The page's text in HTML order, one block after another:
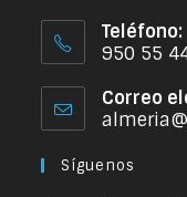
Teléfono:
950 55
Correo
Síguenos